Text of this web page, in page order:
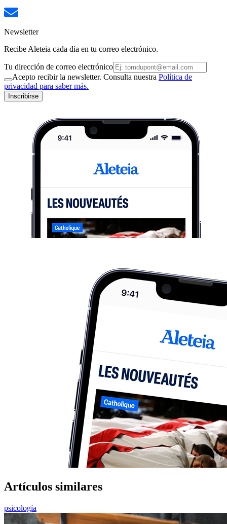
Newsletter
Recibe Aleteia cada día en tu correo electrónico.
Tu dirección de correo electrónico
Acepto recibir la newsletter. Consulta nuestra Política de
privacidad para saber más.
Inscribirse
Artículos similares
psicología